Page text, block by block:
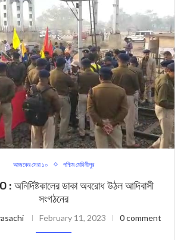
আজকের সেরা ১০ পশ্চিম মেদিনীপুর
অনির্দিষ্টকালের ডাকা অবরোধ উঠল আদিবাসী
সংগঠনের
February 11, 2023 0 comment